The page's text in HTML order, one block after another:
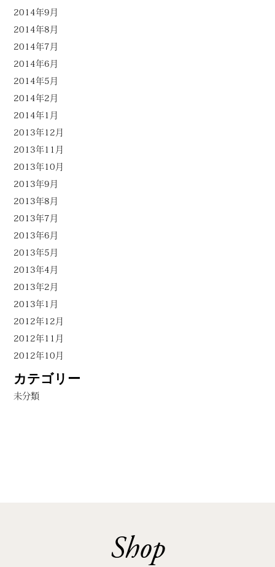
2014年9月
2014年8月
2014年7月
2014年6月
2014年5月
2014年2月
2014年1月
2013年12月
2013年11月
2013年10月
2013年9月
2013年8月
2013年7月
2013年6月
2013年5月
2013年4月
2013年2月
2013年1月
2012年12月
2012年11月
2012年10月
カテゴリー
未分類
Shop